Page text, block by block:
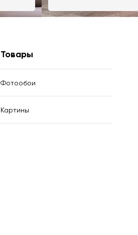
Товары
Фотообои
Картины